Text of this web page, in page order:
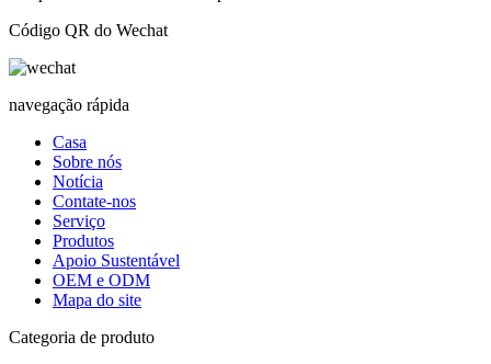
Código QR do Wechat
navegação rápida
Casa
Sobre nós
Notícia
Contate-nos
Serviço
Produtos
Apoio Sustentável
OEM e ODM
Mapa do site
Categoria de produto